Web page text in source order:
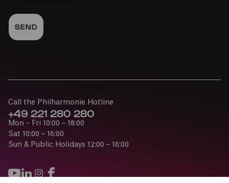
Call the Philharmonie Hotline
+49 221 280 280
Mon - Fri 10:00 – 18:00
Sat 10:00 – 16:00
Sun & Public Holidays 12:00 – 16:00